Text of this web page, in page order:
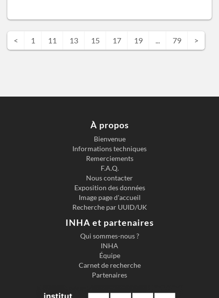
< 1 11 13 15 17 19 ... 79 >
À propos
Bienvenue
Informations techniques
Remerciements
F.A.Q.
Nous contacter
Exposition des données
Image page d'accueil
Recherche par UUID/UK
INHA et partenaires
Qui sommes-nous ?
INHA
Équipe
Carnet de recherche
Partenaires